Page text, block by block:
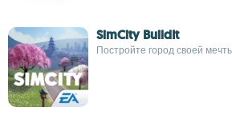
SimCity BuildIt
Постройте город своей